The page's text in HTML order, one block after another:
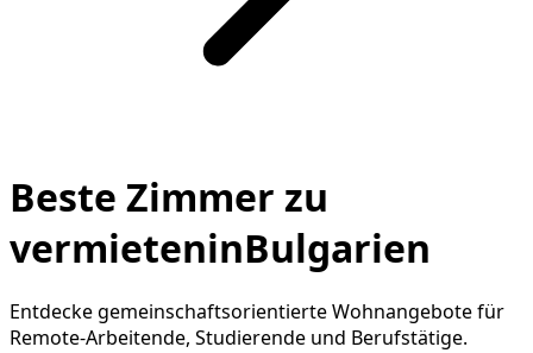
Beste Zimmer zu
vermieteninBulgarien
Entdecke gemeinschaftsorientierte Wohnangebote für
Remote-Arbeitende, Studierende und Berufstätige.